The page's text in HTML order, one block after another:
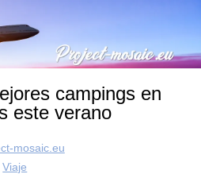
campings en
este verano
mosaic.eu
Viaje